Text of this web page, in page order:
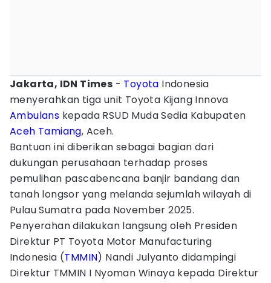
Jakarta, IDN Times - Toyota Indonesia
menyerahkan tiga unit Toyota Kijang Innova
Ambulans kepada RSUD Muda Sedia Kabupaten
Aceh Tamiang, Aceh.
Bantuan ini diberikan sebagai bagian dari
dukungan perusahaan terhadap proses
pemulihan pascabencana banjir bandang dan
tanah longsor yang melanda sejumlah wilayah di
Pulau Sumatra pada November 2025.
Penyerahan dilakukan langsung oleh Presiden
Direktur PT Toyota Motor Manufacturing
Indonesia (TMMIN) Nandi Julyanto didampingi
Direktur TMMIN I Nyoman Winaya kepada Direktur